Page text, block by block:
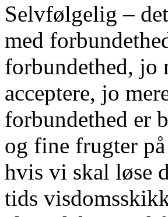
Selvfølgelig –
med
forbundethed, jo
acceptere, jo
forbundethed er
og fine frugter
hvis vi skal løse
tids